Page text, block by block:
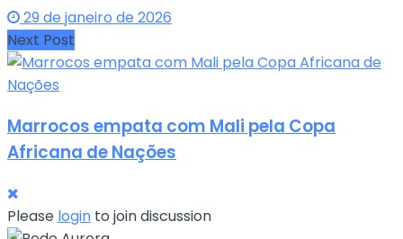
29 de janeiro de 2026
Next Post
Marrocos empata com Mali pela Copa
Africana de Nações
Please login to join discussion